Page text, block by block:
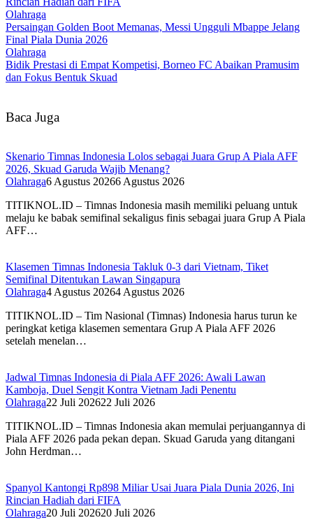
Olahraga
Persaingan Golden Boot Memanas, Messi Ungguli Mbappe Jelang
Final Piala Dunia 2026‎
Olahraga
Bidik Prestasi di Empat Kompetisi, Borneo FC Abaikan Pramusim
dan Fokus Bentuk Skuad
Baca Juga
Skenario Timnas Indonesia Lolos sebagai Juara Grup A Piala AFF
2026, Skuad Garuda Wajib Menang?
Olahraga6 Agustus 20266 Agustus 2026
TITIKNOL.ID – Timnas Indonesia masih memiliki peluang untuk
melaju ke babak semifinal sekaligus finis sebagai juara Grup A Piala
AFF…
Klasemen Timnas Indonesia Takluk 0-3 dari Vietnam, Tiket
Semifinal Ditentukan Lawan Singapura
Olahraga4 Agustus 20264 Agustus 2026
TITIKNOL.ID – Tim Nasional (Timnas) Indonesia harus turun ke
peringkat ketiga klasemen sementara Grup A Piala AFF 2026
setelah menelan…
Jadwal Timnas Indonesia di Piala AFF 2026: Awali Lawan
Kamboja, Duel Sengit Kontra Vietnam Jadi Penentu
Olahraga22 Juli 202622 Juli 2026
TITIKNOL.ID – Timnas Indonesia akan memulai perjuangannya di
Piala AFF 2026 pada pekan depan. Skuad Garuda yang ditangani
John Herdman…
Spanyol Kantongi Rp898 Miliar Usai Juara Piala Dunia 2026, Ini
Rincian Hadiah dari FIFA‎
Olahraga20 Juli 202620 Juli 2026